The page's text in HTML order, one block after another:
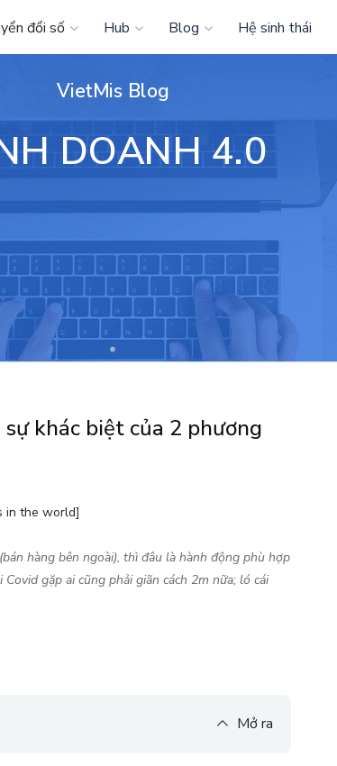
đổi số Hub Blog Hệ sinh thái
VietMis Blog
DOANH 4.0
khác biệt của 2 phương
in the world]
hàng bên ngoài), thì đâu là hành động phù hợp
gặp ai cũng phải giãn cách 2m nữa; ló cái
Mở ra